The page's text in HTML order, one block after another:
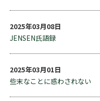
2025年03月08日
JENSEN氏語録
2025年03月01日
些末なことに惑わされない